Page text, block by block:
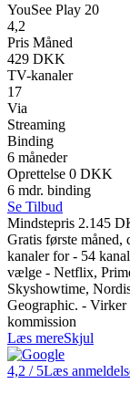
YouSee Play 20
4,2
Pris Måned
429 DKK
TV-kanaler
17
Via
Streaming
Binding
6 måneder
Oprettelse 0 DKK
6 mdr. binding
Se Tilbud
Mindstepris 2.145
Gratis første måned,
kanaler for - 54
vælge - Netflix,
Skyshowtime,
Geographic. - Virker
kommission
Læs mereSkjul
4,2 / 5Læs